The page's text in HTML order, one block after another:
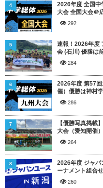
2026年度 全国中
大会 全国大会＠
292
4
速報！2026年度
会 (石川) 優勝は
284
5
2026年度 第57
催）優勝は神村
286
6
【優勝写真掲載
大会（愛知開催
264
7
2026年度 ジャパ
ーナメント組合
260
8